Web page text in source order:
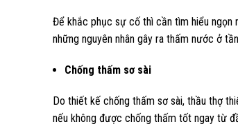
Để khắc phục sự cố thì cần tìm hiểu ngọn
những nguyên nhân gây ra thấm nước ở
Chống thấm sơ sài
Do thiết kế chống thấm sơ sài, thầu thợ
nếu không được chống thấm tốt ngay từ